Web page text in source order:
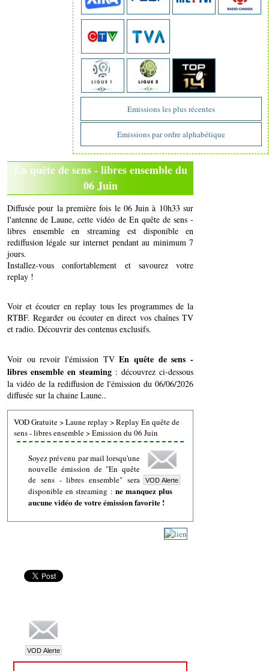
Emissions les plus récentes
Emissions par ordre alphabétique
En quête de sens - libres ensemble du
06 Juin
Diffusée pour la première fois le 06 Juin à 10h33 sur
l'antenne de Laune, cette vidéo de En quête de sens -
libres ensemble en streaming est disponible en
rediffusion légale sur internet pendant au minimum 7
jours.
Installez-vous confortablement et savourez votre
replay !
Voir et écouter en replay tous les programmes de la
RTBF. Regarder ou écouter en direct vos chaînes TV
et radio. Découvrir des contenus exclusifs.
Voir ou revoir l'émission TVEn quête de sens -
libres ensemble en steaming : découvrez ci-dessous
la vidéo de la rediffusion de l'émission du 06/06/2026
diffusée sur la chaine Laune..
VOD Gratuite>Laune replay >Replay En quête de
sens - libres ensemble>Emission du 06 Juin
Soyez prévenu par mail lorsqu'une
nouvelle émission de "En quête
de sens - libres ensemble" sera
disponible en streaming : ne manquez plus
aucune vidéo de votre émission favorite !